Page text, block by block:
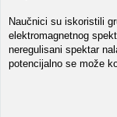
Naučnici su iskoristili
elektromagnetnog
neregulisani spektar
potencijalno se može